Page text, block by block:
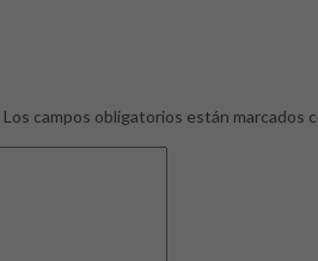
Los campos obligatorios están marcados